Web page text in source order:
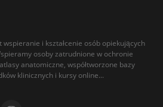
wspieranie i kształcenie osób opiekujących
osoby zatrudnione w ochronie
anatomiczne, współtworzone bazy
klinicznych i kursy online...